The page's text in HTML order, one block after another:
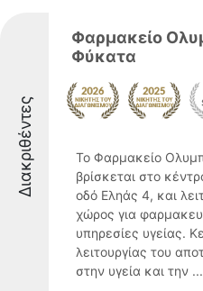
Διακριθέντες
Φαρμακείο
Φύκατα
Το Φαρμακείο
βρίσκεται στο
οδό Εληάς 4, και
χώρος για
υπηρεσίες υγείας.
λειτουργίας του
στην υγεία και την ...